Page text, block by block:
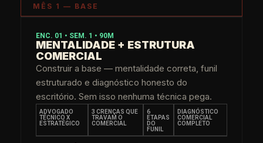
MÊS 1 — BASE
ENC. 01 • SEM. 1 • 90M
MENTALIDADE + ESTRUTURA
COMERCIAL
Construir a base — mentalidade correta, funil
estruturado e diagnóstico honesto do
escritório. Sem isso nenhuma técnica pega.
ADVOGADO
TÉCNICO X
ESTRATÉGICO
3 CRENÇAS QUE
TRAVAM O
COMERCIAL
6
ETAPAS
DO
FUNIL
DIAGNÓSTICO
COMERCIAL
COMPLETO